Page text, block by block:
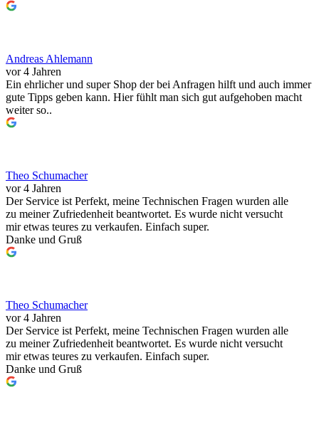
Andreas Ahlemann
vor 4 Jahren
Ein ehrlicher und super Shop der bei Anfragen hilft und auch immer
gute Tipps geben kann. Hier fühlt man sich gut aufgehoben macht
weiter so..
Theo Schumacher
vor 4 Jahren
Der Service ist Perfekt, meine Technischen Fragen wurden alle
zu meiner Zufriedenheit beantwortet. Es wurde nicht versucht
mir etwas teures zu verkaufen. Einfach super.
Danke und Gruß
Theo Schumacher
vor 4 Jahren
Der Service ist Perfekt, meine Technischen Fragen wurden alle
zu meiner Zufriedenheit beantwortet. Es wurde nicht versucht
mir etwas teures zu verkaufen. Einfach super.
Danke und Gruß